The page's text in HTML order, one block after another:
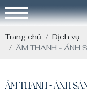
Trang chủ
Dịch vụ
ÂM THANH - ÁNH
ÂM THANH - ÁNH